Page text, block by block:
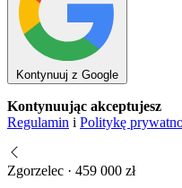
Kontynuuj z Google
Kontynuując akceptujesz
Regulamin i Politykę
Zgorzelec · 459 000 zł